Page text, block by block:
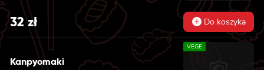
32zł Do koszyka
Kanpyomaki
VEGE